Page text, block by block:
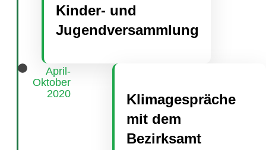
Kinder- und
Jugendversammlung
April-
Oktober
2020
Klimagespräche
mit dem
Bezirksamt